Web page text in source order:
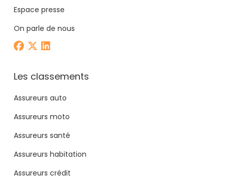
Espace presse
On parle de nous
Les classements
Assureurs auto
Assureurs moto
Assureurs santé
Assureurs habitation
Assureurs crédit